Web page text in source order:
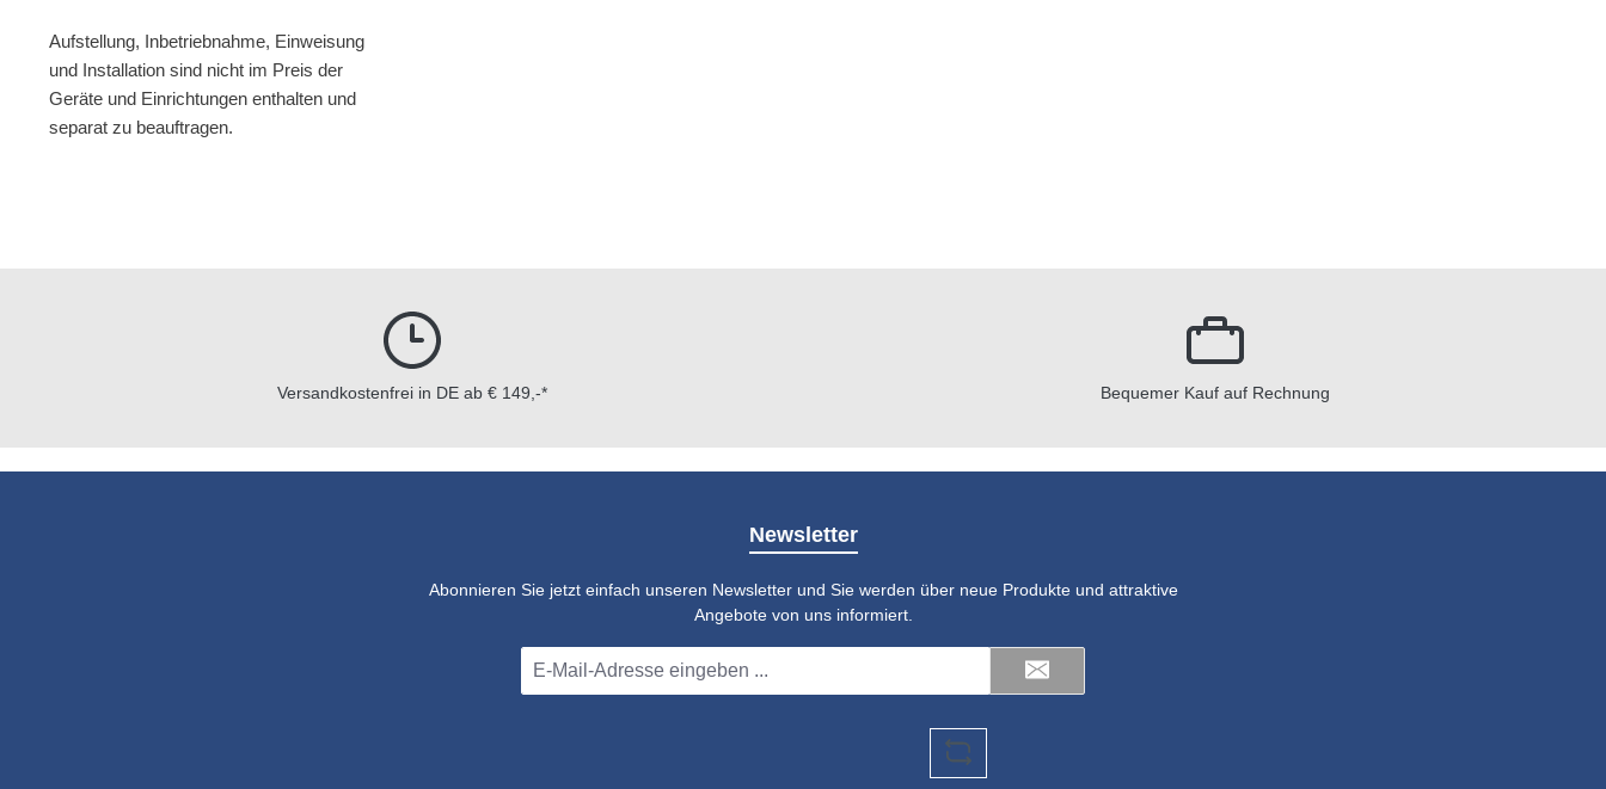
Aufstellung, Inbetriebnahme, Einweisung
und Installation sind nicht im Preis der
Geräte und Einrichtungen enthalten und
separat zu beauftragen.
Versandkostenfrei in DE ab € 149,-* Bequemer Kauf auf Rechnung
Newsletter
Abonnieren Sie jetzt einfach unseren Newsletter und Sie werden über neue Produkte und attraktive
Angebote von uns informiert.
Mail-